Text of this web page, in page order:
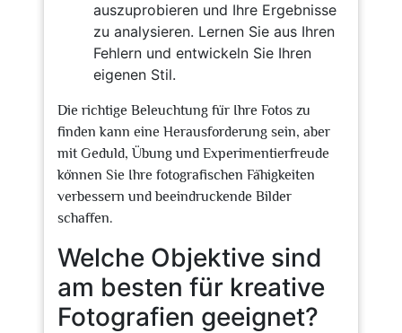
auszuprobieren und Ihre Ergebnisse
zu analysieren. Lernen Sie aus Ihren
Fehlern und entwickeln Sie Ihren
eigenen Stil.
Die richtige Beleuchtung für Ihre Fotos zu
finden kann eine Herausforderung sein, aber
mit Geduld, Übung und Experimentierfreude
können Sie Ihre fotografischen Fähigkeiten
verbessern und beeindruckende Bilder
schaffen.
Welche Objektive sind
am besten für kreative
Fotografien geeignet?